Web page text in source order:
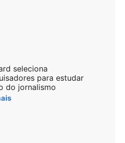
seleciona
para estudar
do jornalismo